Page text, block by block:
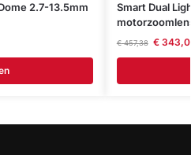
2.7-13.5mm
Smart Dual
€457,38 €